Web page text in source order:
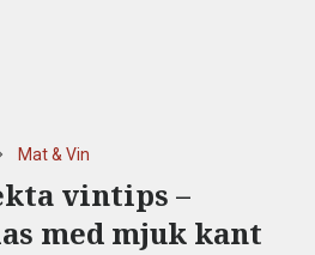
Mat & Vin
vintips –
med mjuk kant